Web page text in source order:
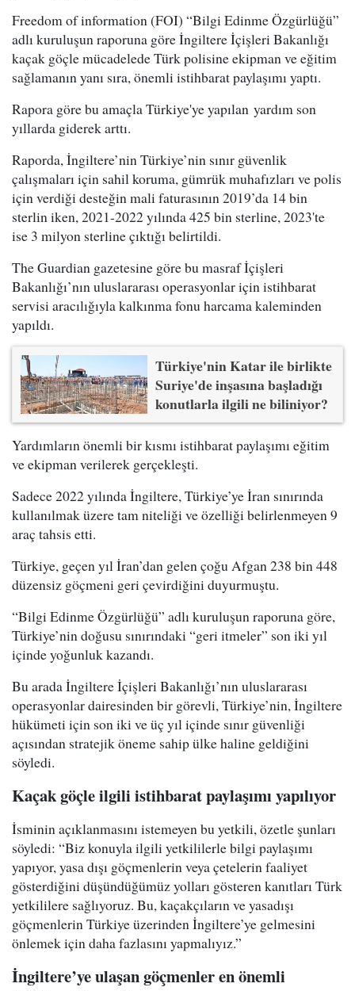
Freedom of information (FOI) “Bilgi Edinme Özgürlüğü”
adlı kuruluşun raporuna göre İngiltere İçişleri Bakanlığı
kaçak göçle mücadelede Türk polisine ekipman ve eğitim
sağlamanın yanı sıra, önemli istihbarat paylaşımı yaptı.
Rapora göre bu amaçla Türkiye'ye yapılan yardım son
yıllarda giderek arttı.
Raporda, İngiltere’nin Türkiye’nin sınır güvenlik
çalışmaları için sahil koruma, gümrük muhafızları ve polis
için verdiği desteğin mali faturasının 2019’da 14 bin
sterlin iken, 2021-2022 yılında 425 bin sterline, 2023'te
ise 3 milyon sterline çıktığı belirtildi.
The Guardian gazetesine göre bu masraf İçişleri
Bakanlığı’nın uluslararası operasyonlar için istihbarat
servisi aracılığıyla kalkınma fonu harcama kaleminden
yapıldı.
Türkiye'nin Katar ile birlikte
Suriye'de inşasına başladığı
konutlarla ilgili ne biliniyor?
Yardımların önemli bir kısmı istihbarat paylaşımı eğitim
ve ekipman verilerek gerçekleşti.
Sadece 2022 yılında İngiltere, Türkiye’ye İran sınırında
kullanılmak üzere tam niteliği ve özelliği belirlenmeyen 9
araç tahsis etti.
Türkiye, geçen yıl İran’dan gelen çoğu Afgan 238 bin 448
düzensiz göçmeni geri çevirdiğini duyurmuştu.
“Bilgi Edinme Özgürlüğü” adlı kuruluşun raporuna göre,
Türkiye’nin doğusu sınırındaki “geri itmeler” son iki yıl
içinde yoğunluk kazandı.
Bu arada İngiltere İçişleri Bakanlığı’nın uluslararası
operasyonlar dairesinden bir görevli, Türkiye’nin, İngiltere
hükümeti için son iki ve üç yıl içinde sınır güvenliği
açısından stratejik öneme sahip ülke haline geldiğini
söyledi.
Kaçak göçle ilgili istihbarat paylaşımı yapılıyor
İsminin açıklanmasını istemeyen bu yetkili, özetle şunları
söyledi: “Biz konuyla ilgili yetkililerle bilgi paylaşımı
yapıyor, yasa dışı göçmenlerin veya çetelerin faaliyet
gösterdiğini düşündüğümüz yolları gösteren kanıtları Türk
yetkililere sağlıyoruz. Bu, kaçakçıların ve yasadışı
göçmenlerin Türkiye üzerinden İngiltere’ye gelmesini
önlemek için daha fazlasını yapmalıyız.”
İngiltere’ye ulaşan göçmenler en önemli